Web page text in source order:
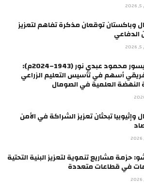
وباكستان توقعان مذكرة تفاهم لتعزيز
الدفاعي
البروفيسور محمود عبدي نور (1943–2024م):
أسهم في تأسيس التعليم الزراعي
النهضة العلمية في الصومال
وإثيوبيا تبحثان تعزيز الشراكة في الأمن
حزمة مشاريع تنموية لتعزيز البنية التحتية
في قطاعات متعددة